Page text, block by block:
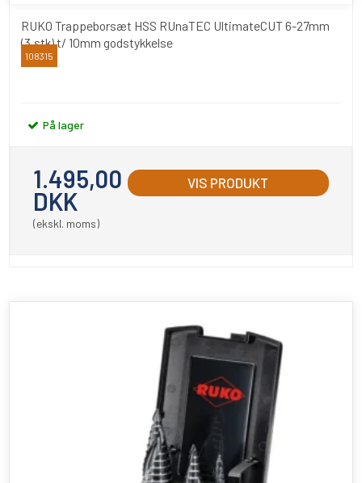
RUKO Trappeborsæt HSS RUnaTEC UltimateCUT 6-27mm
(3.stk) t/ 10mm godstykkelse
RUKO
108315
På lager
1.495,00
DKK
(ekskl. moms)
VIS PRODUKT